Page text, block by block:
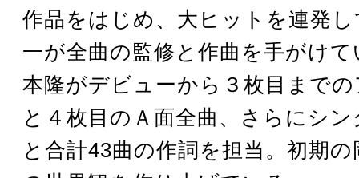
作品をはじめ、大ヒットを連発
一が全曲の監修と作曲を手がけ
本隆がデビューから３枚目まで
と４枚目のＡ面全曲、さらにシ
と合計43曲の作詞を担当。初期